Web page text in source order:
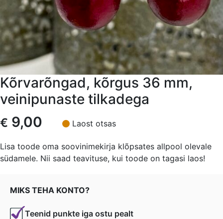
Kõrvarõngad, kõrgus 36 mm,
veinipunaste tilkadega
€ 9,00 Laost otsas
Lisa toode oma soovinimekirja klõpsates allpool olevale
südamele. Nii saad teavituse, kui toode on tagasi laos!
MIKS TEHA KONTO?
Teenid punkte iga ostu pealt